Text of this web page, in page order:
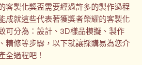
客製化獎盃需要經過許多的製作過程
成就這些代表著獲獎者榮耀的客製化
可分為：設計、3D樣品模擬、製作
精修等步驟，以下就讓採購易為您介
全過程吧！